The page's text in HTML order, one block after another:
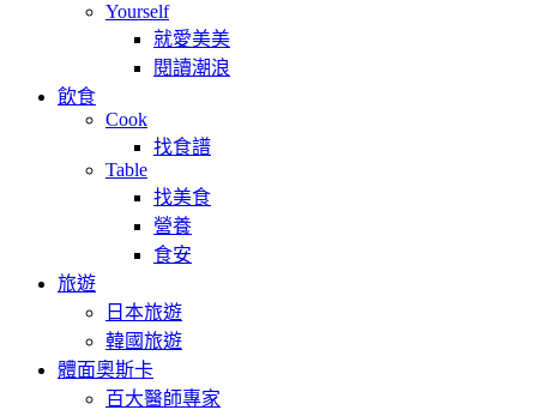
Yourself
就愛美美
閱讀潮浪
飲食
Cook
找食譜
Table
找美食
營養
食安
旅遊
日本旅遊
韓國旅遊
體面奧斯卡
百大醫師專家